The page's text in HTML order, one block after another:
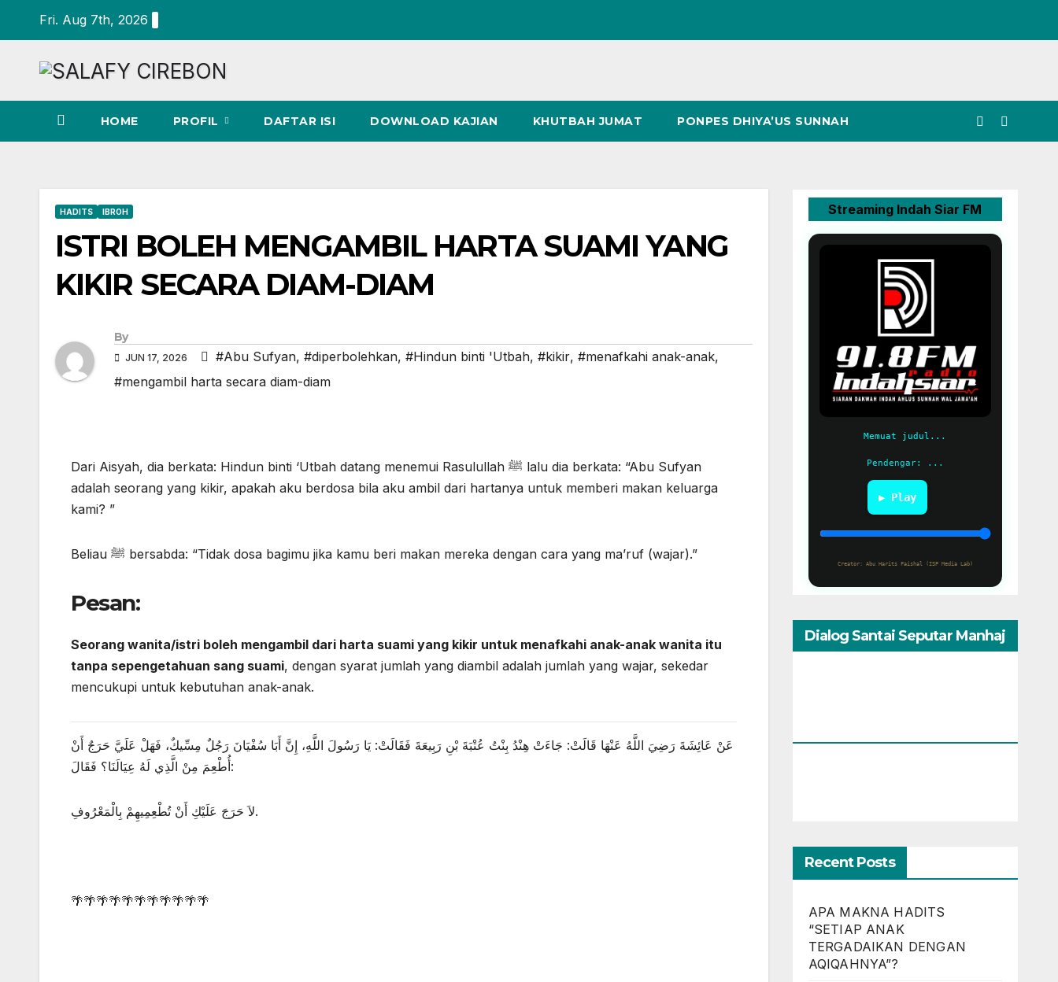
content
Fri. Aug 7th, 2026
HOME PROFIL DAFTAR ISI DOWNLOAD KAJIAN KHUTBAH JUMAT PONPES DHIYA’US SUNNAH
HADITS IBROH
ISTRI BOLEH MENGAMBIL HARTA SUAMI YANG
KIKIR SECARA DIAM-DIAM
By
JUN 17, 2026 #Abu Sufyan, #diperbolehkan, #Hindun binti 'Utbah, #kikir, #menafkahi anak-anak,
#mengambil harta secara diam-diam
Dari Aisyah, dia berkata: Hindun binti ‘Utbah datang menemui Rasulullah ﷺ lalu dia berkata: “Abu Sufyan
adalah seorang yang kikir, apakah aku berdosa bila aku ambil dari hartanya untuk memberi makan keluarga
kami? ”
Beliau ﷺ bersabda: “Tidak dosa bagimu jika kamu beri makan mereka dengan cara yang ma’ruf (wajar).”
Pesan:
Seorang wanita/istri boleh mengambil dari harta suami yang kikir untuk menafkahi anak-anak wanita itu
tanpa sepengetahuan sang suami, dengan syarat jumlah yang diambil adalah jumlah yang wajar, sekedar
mencukupi untuk kebutuhan anak-anak.
عَنْ عَائِشَةَ رَضِيَ اللَّهُ عَنْهَا قَالَتْ: جَاءَتْ هِنْدُ بِنْتُ عُتْبَةَ بْنِ رَبِيعَةَ فَقَالَتْ: يَا رَسُولَ اللَّهِ، إِنَّ أَبَا سُفْيَانَ رَجُلٌ مِسِّيكٌ، فَهَلْ عَلَيَّ حَرَجٌ أَنْ
أُطْعِمَ مِنْ الَّذِي لَهُ عِيَالَنَا؟ فَقَالَ:
لاَ حَرَجَ عَلَيْكِ أَنْ تُطْعِمِيهِمْ بِالْمَعْرُوفِ.
🌴🌴🌴🌴🌴🌴🌴🌴🌴🌴🌴
Streaming Indah Siar FM
Memuat judul...
Pendengar: ...
▶ Play
Creator: Abu Harits Faishal (ISP Media Lab)
Dialog Santai Seputar Manhaj
Recent Posts
APA MAKNA HADITS
“SETIAP ANAK
TERGADAIKAN DENGAN
AQIQAHNYA”?